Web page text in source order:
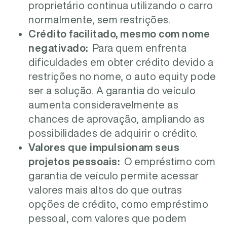
proprietário continua utilizando o carro
normalmente, sem restrições.
Crédito facilitado, mesmo com nome
negativado: Para quem enfrenta
dificuldades em obter crédito devido a
restrições no nome, o auto equity pode
ser a solução. A garantia do veículo
aumenta consideravelmente as
chances de aprovação, ampliando as
possibilidades de adquirir o crédito.
Valores que impulsionam seus
projetos pessoais: O empréstimo com
garantia de veículo permite acessar
valores mais altos do que outras
opções de crédito, como empréstimo
pessoal, com valores que podem